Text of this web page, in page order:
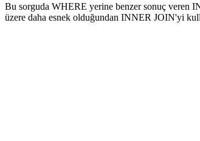
Bu sorguda WHERE yerine benzer sonuç veren
üzere daha esnek olduğundan INNER JOIN'yi